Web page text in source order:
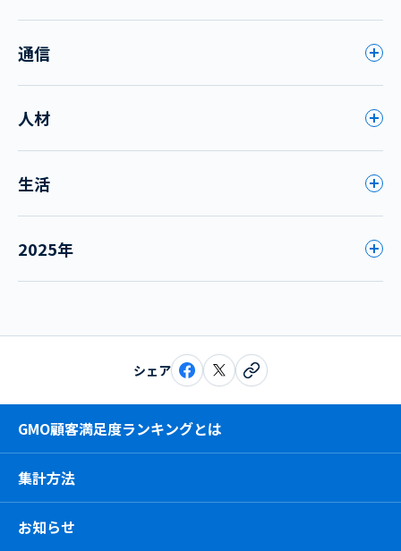
通信
人材
生活
2025年
シェア
GMO顧客満足度ランキングとは
集計方法
お知らせ